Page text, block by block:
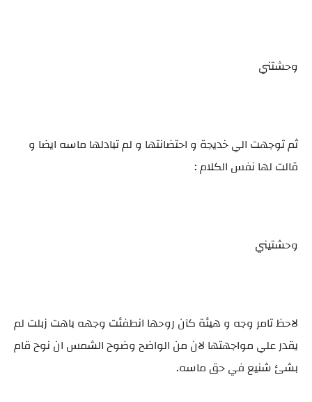
وحشتني
ثم توجهت الي خديجة و احتضانتها و لم تبادلها ماسه ايضا و
قالت لها نفس الكلام :
وحشتيني
لاحظ تامر وجه و هيئة كآن روحها انطفئت وجهه باهت زبلت لم
يقدر علي مواجهتها لان من الواضح وضوح الشمس ان نوح قام
بشئ شنيع في حق ماسه.